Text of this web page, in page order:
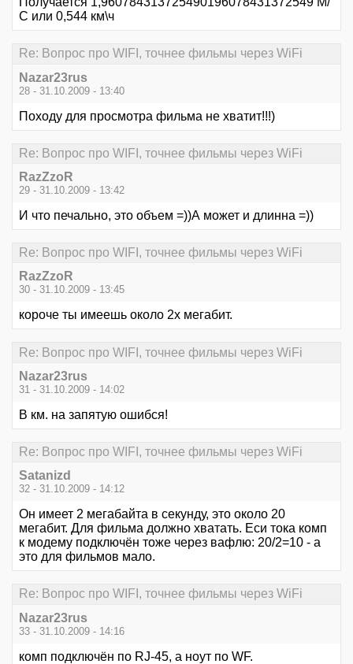
С или 0,544 км\ч
Re: Вопрос про WIFI, точнее фильмы через WiFi
Nazar23rus
28 - 31.10.2009 - 13:40
Походу для просмотра фильма не хватит!!!)
Re: Вопрос про WIFI, точнее фильмы через WiFi
RazZzoR
29 - 31.10.2009 - 13:42
И что печально, это объем =))А может и длинна =))
Re: Вопрос про WIFI, точнее фильмы через WiFi
RazZzoR
30 - 31.10.2009 - 13:45
короче ты имеешь около 2х мегабит.
Re: Вопрос про WIFI, точнее фильмы через WiFi
Nazar23rus
31 - 31.10.2009 - 14:02
В км. на запятую ошибся!
Re: Вопрос про WIFI, точнее фильмы через WiFi
Satanizd
32 - 31.10.2009 - 14:12
Он имеет 2 мегабайта в секунду, это около 20
мегабит. Для фильма должно хватать. Еси тока комп
к модему подключён тоже через вафлю: 20/2=10 - а
это для фильмов мало.
Re: Вопрос про WIFI, точнее фильмы через WiFi
Nazar23rus
33 - 31.10.2009 - 14:16
комп подключён по RJ-45, а ноут по WF.